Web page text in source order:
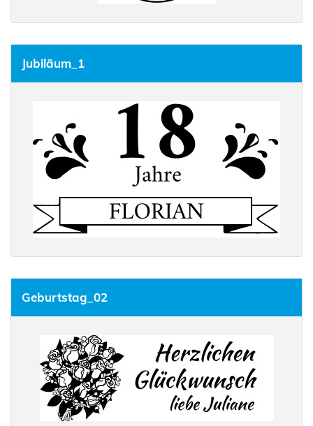
Jubiläum_1
Geburtstag_02